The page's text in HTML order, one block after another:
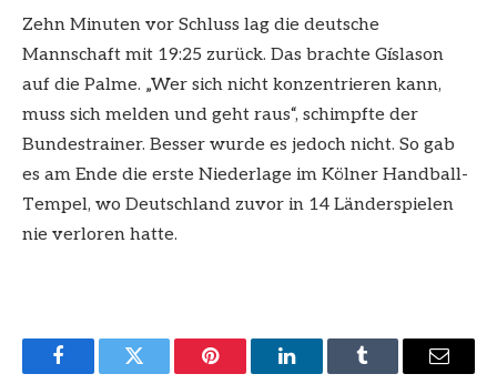
Zehn Minuten vor Schluss lag die deutsche
Mannschaft mit 19:25 zurück. Das brachte Gíslason
auf die Palme. „Wer sich nicht konzentrieren kann,
muss sich melden und geht raus“, schimpfte der
Bundestrainer. Besser wurde es jedoch nicht. So gab
es am Ende die erste Niederlage im Kölner Handball-
Tempel, wo Deutschland zuvor in 14 Länderspielen
nie verloren hatte.
FacebookTwitter Pinterest LinkedInTumblr Email